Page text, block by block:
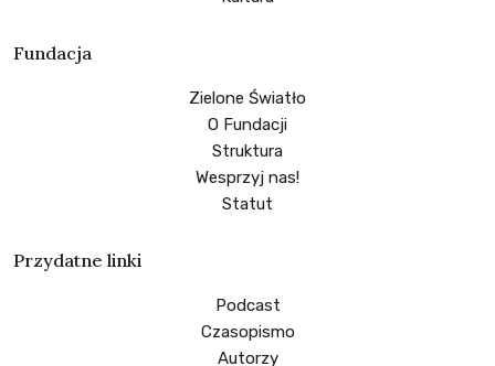
Fundacja
Zielone Światło
O Fundacji
Struktura
Wesprzyj nas!
Statut
Przydatne linki
Podcast
Czasopismo
Autorzy